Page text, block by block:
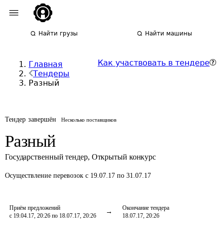
Найти грузы Найти машины
Главная
Тендеры
Разный
Как участвовать в тендере
Тендер завершён Несколько поставщиков
Разный
Государственный тендер, Открытый конкурс
Осуществление перевозок с 19.07.17 по 31.07.17
Приём предложений
с 19.04.17, 20:26 по 18.07.17, 20:26
Окончание тендера
18.07.17, 20:26